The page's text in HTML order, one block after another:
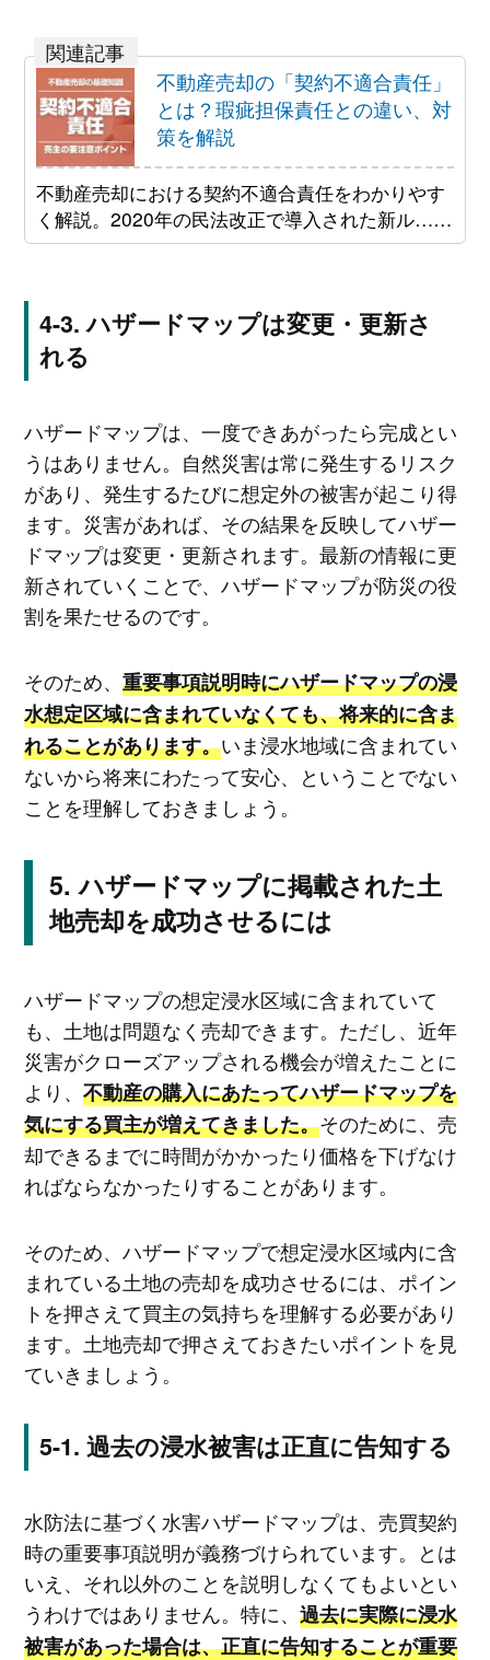
不動産売却の「契約不適合責任」
とは？瑕疵担保責任との違い、対
策を解説
不動産売却における契約不適合責任をわかりやす
く解説。2020年の民法改正で導入された新ル……
ハザードマップは変更・更新さ
れる
ハザードマップは、一度できあがったら完成とい
うはありません。自然災害は常に発生するリスク
があり、発生するたびに想定外の被害が起こり得
ます。災害があれば、その結果を反映してハザー
ドマップは変更・更新されます。最新の情報に更
新されていくことで、ハザードマップが防災の役
割を果たせるのです。
そのため、 重要事項説明時にハザードマップの浸
水想定区域に含まれていなくても、将来的に含ま
れることがあります。いま浸水地域に含まれてい
ないから将来にわたって安心、ということでない
ことを理解しておきましょう。
ハザードマップに掲載された土
地売却を成功させるには
ハザードマップの想定浸水区域に含まれていて
も、土地は問題なく売却できます。ただし、近年
災害がクローズアップされる機会が増えたことに
より、 不動産の購入にあたってハザードマップを
気にする買主が増えてきました。そのために、売
却できるまでに時間がかかったり価格を下げなけ
ればならなかったりすることがあります。
そのため、ハザードマップで想定浸水区域内に含
まれている土地の売却を成功させるには、ポイン
トを押さえて買主の気持ちを理解する必要があり
ます。土地売却で押さえておきたいポイントを見
ていきましょう。
過去の浸水被害は正直に告知する
水防法に基づく水害ハザードマップは、売買契約
時の重要事項説明が義務づけられています。とは
いえ、それ以外のことを説明しなくてもよいとい
うわけではありません。特に、 過去に実際に浸水
被害があった場合は、正直に告知することが重要